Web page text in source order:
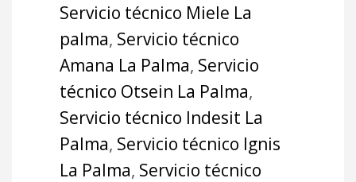
Servicio técnico Miele La
palma, Servicio técnico
Amana La Palma, Servicio
técnico Otsein La Palma,
Servicio técnico Indesit La
Palma, Servicio técnico Ignis
La Palma, Servicio técnico